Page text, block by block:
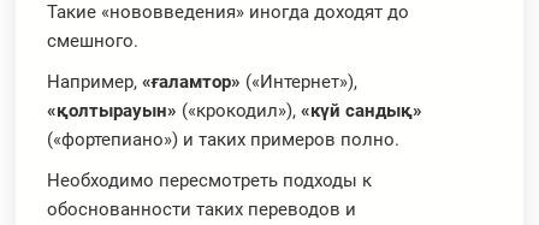
Такие «нововведения» иногда доходят до
смешного.
Например,«ғаламтор» («Интернет»),
«қолтырауын» («крокодил»),«күй сандық»
(«фортепиано») и таких примеров полно.
Необходимо пересмотреть подходы к
обоснованности таких переводов и